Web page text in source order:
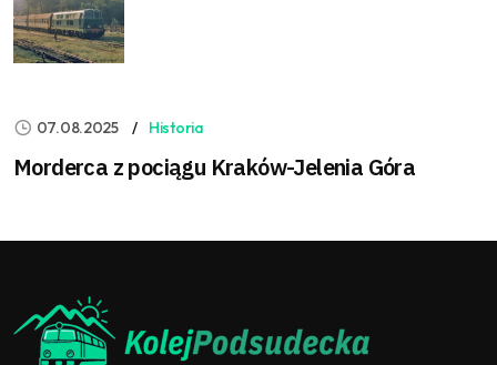
07.08.2025 Historia
Morderca z pociągu Kraków-Jelenia Góra